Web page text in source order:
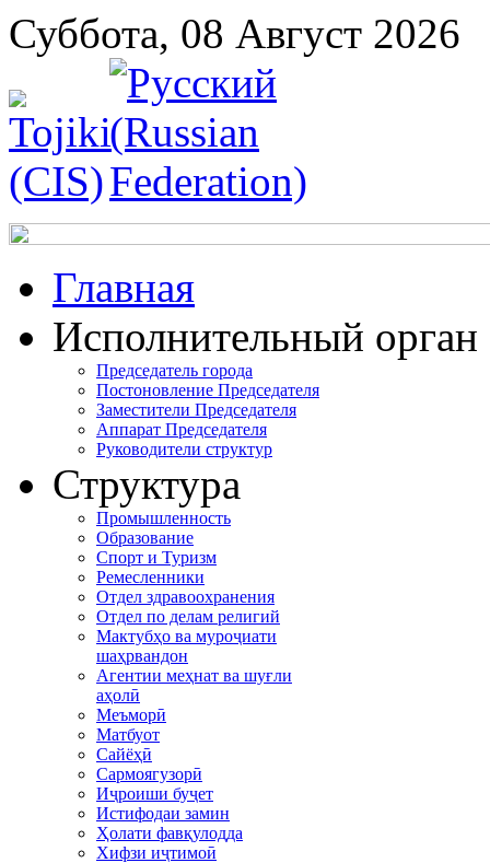
Суббота, 08 Август 2026
Главная
Исполнительный орган
Председатель города
Постоновление Председателя
Заместители Председателя
Аппарат Председателя
Руководители структур
Структура
Промышленность
Образование
Спорт и Туризм
Ремесленники
Отдел здравоохранения
Отдел по делам религий
Мактубҳо ва муроҷиати
шаҳрвандон
Агентии меҳнат ва шуғли
аҳолӣ
Меъморӣ
Матбуот
Сайёҳӣ
Сармоягузорӣ
Иҷроиши буҷет
Истифодаи замин
Ҳолати фавқулодда
Хифзи иҷтимоӣ